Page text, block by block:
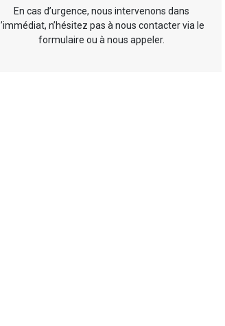
En cas d’urgence, nous intervenons dans
l’immédiat, n’hésitez pas à nous contacter via le
formulaire ou à nous appeler.